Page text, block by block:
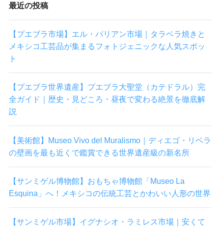
最近の投稿
【プエブラ市場】エル・パリアン市場｜タラベラ焼きと
メキシコ工芸品が集まるフォトジェニックな人気スポッ
ト
【プエブラ世界遺産】プエブラ大聖堂（カテドラル）完
全ガイド｜歴史・見どころ・昼夜で変わる絶景を徹底解
説
【美術館】Museo Vivo del Muralismo｜ディエゴ・リベラ
の壁画を最も近くで鑑賞できる世界遺産級の新名所
【サンミゲル博物館】おもちゃ博物館「Museo La
Esquina」へ！メキシコの伝統工芸とかわいい人形の世界
【サンミゲル市場】イグナシオ・ラミレス市場｜安くて